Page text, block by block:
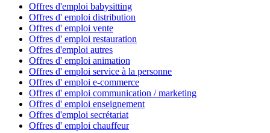
Offres d'emploi babysitting
Offres d' emploi distribution
Offres d' emploi vente
Offres d' emploi restauration
Offres d'emploi autres
Offres d' emploi animation
Offres d' emploi service à la personne
Offres d' emploi e-commerce
Offres d' emploi communication / marketing
Offres d' emploi enseignement
Offres d'emploi secrétariat
Offres d' emploi chauffeur